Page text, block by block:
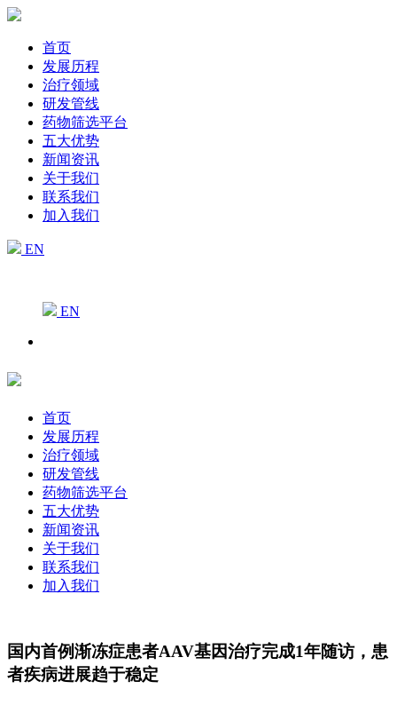
首页
发展历程
治疗领域
研发管线
药物筛选平台
五大优势
新闻资讯
关于我们
联系我们
加入我们
EN
EN
首页
发展历程
治疗领域
研发管线
药物筛选平台
五大优势
新闻资讯
关于我们
联系我们
加入我们
国内首例渐冻症患者AAV基因治疗完成1年随访，患
者疾病进展趋于稳定